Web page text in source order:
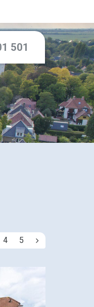
Financieel
advies
501 501
Dijkstra
Dijkstra
Dijkstra
ons via:
501
4 5 Volgende